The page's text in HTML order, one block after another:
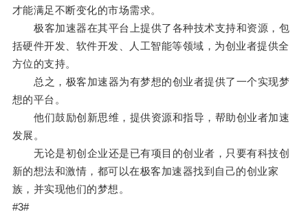
才能满足不断变化的市场需求。
极客加速器在其平台上提供了各种技术支持和资源，包
括硬件开发、软件开发、人工智能等领域，为创业者提供全
方位的支持。
总之，极客加速器为有梦想的创业者提供了一个实现梦
想的平台。
他们鼓励创新思维，提供资源和指导，帮助创业者加速
发展。
无论是初创企业还是已有项目的创业者，只要有科技创
新的想法和激情，都可以在极客加速器找到自己的创业家
族，并实现他们的梦想。
#3#